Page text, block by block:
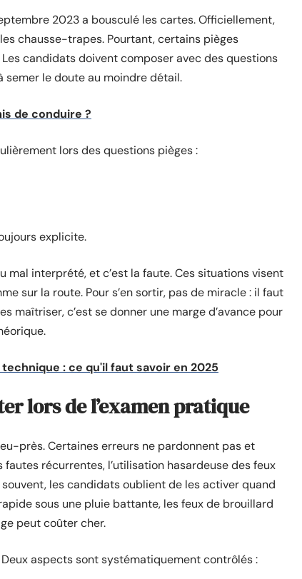
2023 a bousculé les cartes. Officiellement,
chausse-trapes. Pourtant, certains pièges
candidats doivent composer avec des questions
le doute au moindre détail.
de conduire ?
lors des questions pièges :
explicite.
interprété, et c’est la faute. Ces situations visent
sur la route. Pour s’en sortir, pas de miracle : il faut
maîtriser, c’est se donner une marge d’avance pour
: ce qu'il faut savoir en 2025
lors de l’examen pratique
près. Certaines erreurs ne pardonnent pas et
récurrentes, l’utilisation hasardeuse des feux
les candidats oublient de les activer quand
sous une pluie battante, les feux de brouillard
peut coûter cher.
aspects sont systématiquement contrôlés :